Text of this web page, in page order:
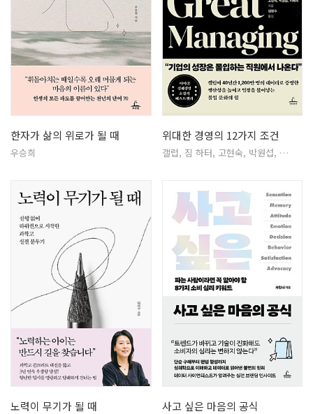
한자가 삶의 위로가 될 때
우승희
위대한 경영의 12가지 조건
갤럽, 짐 하터, 고현숙, 박원섭, …
노력이 무기가 될 때 사고 싶은 마음의 공식